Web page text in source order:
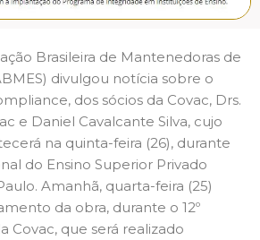
Brasileira de Mantenedoras de
divulgou notícia sobre o
dos sócios da Covac, Drs.
e Daniel Cavalcante Silva, cujo
na quinta-feira (26), durante
do Ensino Superior Privado
Amanhã, quarta-feira (25)
da obra, durante o 12º
Covac, que será realizado